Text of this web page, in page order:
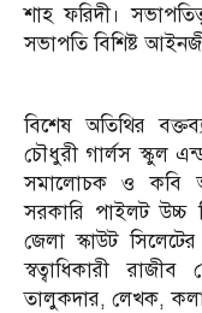
শাহ ফরিদী।
সভাপতি বিশিষ্ট
বিশেষ অতিথির
চৌধুরী গার্লস স্কুল
সমালোচক ও কবি
সরকারি পাইলট উচ্চ
জেলা স্কাউট
স্বত্বাধিকারী
তালুকদার, লেখক,